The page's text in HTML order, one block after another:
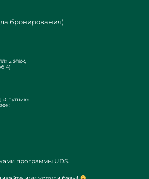
бронирования)
программы UDS.